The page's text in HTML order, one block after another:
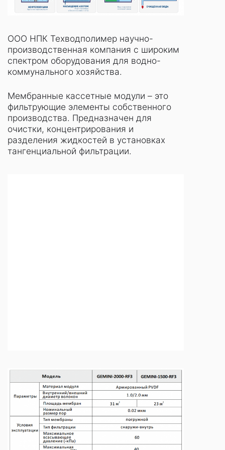
ООО НПК Техводполимер научно-
производственная компания с широким
спектром оборудования для водно-
коммунального хозяйства.
Мембранные кассетные модули – это
фильтрующие элементы собственного
производства. Предназначен для
очистки, концентрирования и
разделения жидкостей в установках
тангенциальной фильтрации.